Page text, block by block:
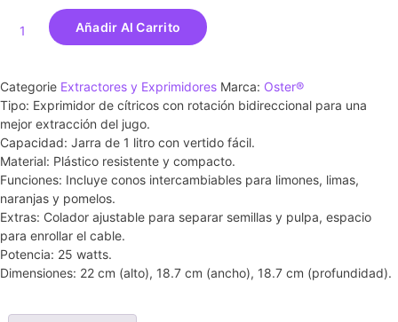
Añadir Al Carrito
Categorie Extractores y Exprimidores Marca: Oster®
Tipo: Exprimidor de cítricos con rotación bidireccional para una
mejor extracción del jugo.
Capacidad: Jarra de 1 litro con vertido fácil.
Material: Plástico resistente y compacto.
Funciones: Incluye conos intercambiables para limones, limas,
naranjas y pomelos.
Extras: Colador ajustable para separar semillas y pulpa, espacio
para enrollar el cable.
Potencia: 25 watts.
Dimensiones: 22 cm (alto), 18.7 cm (ancho), 18.7 cm (profundidad).